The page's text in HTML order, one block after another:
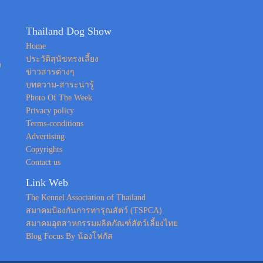
Thailand Dog Show
Home
ประวัติสุนัขทรงเลี้ยง
ข่าวสารต่างๆ
บทความ-สาระน่ารู้
Photo Of The Week
Privacy policy
Terms-conditions
Advertising
Copyrights
Contact us
Link Web
The Kennel Association of Thailand
สมาคมป้องกันการทารุณสัตว์ (TSPCA)
สมาคมอุตสาหกรรมผลิตภัณฑ์สัตว์เลี้ยงไทย
Blog Focus By น้องโฟกัส